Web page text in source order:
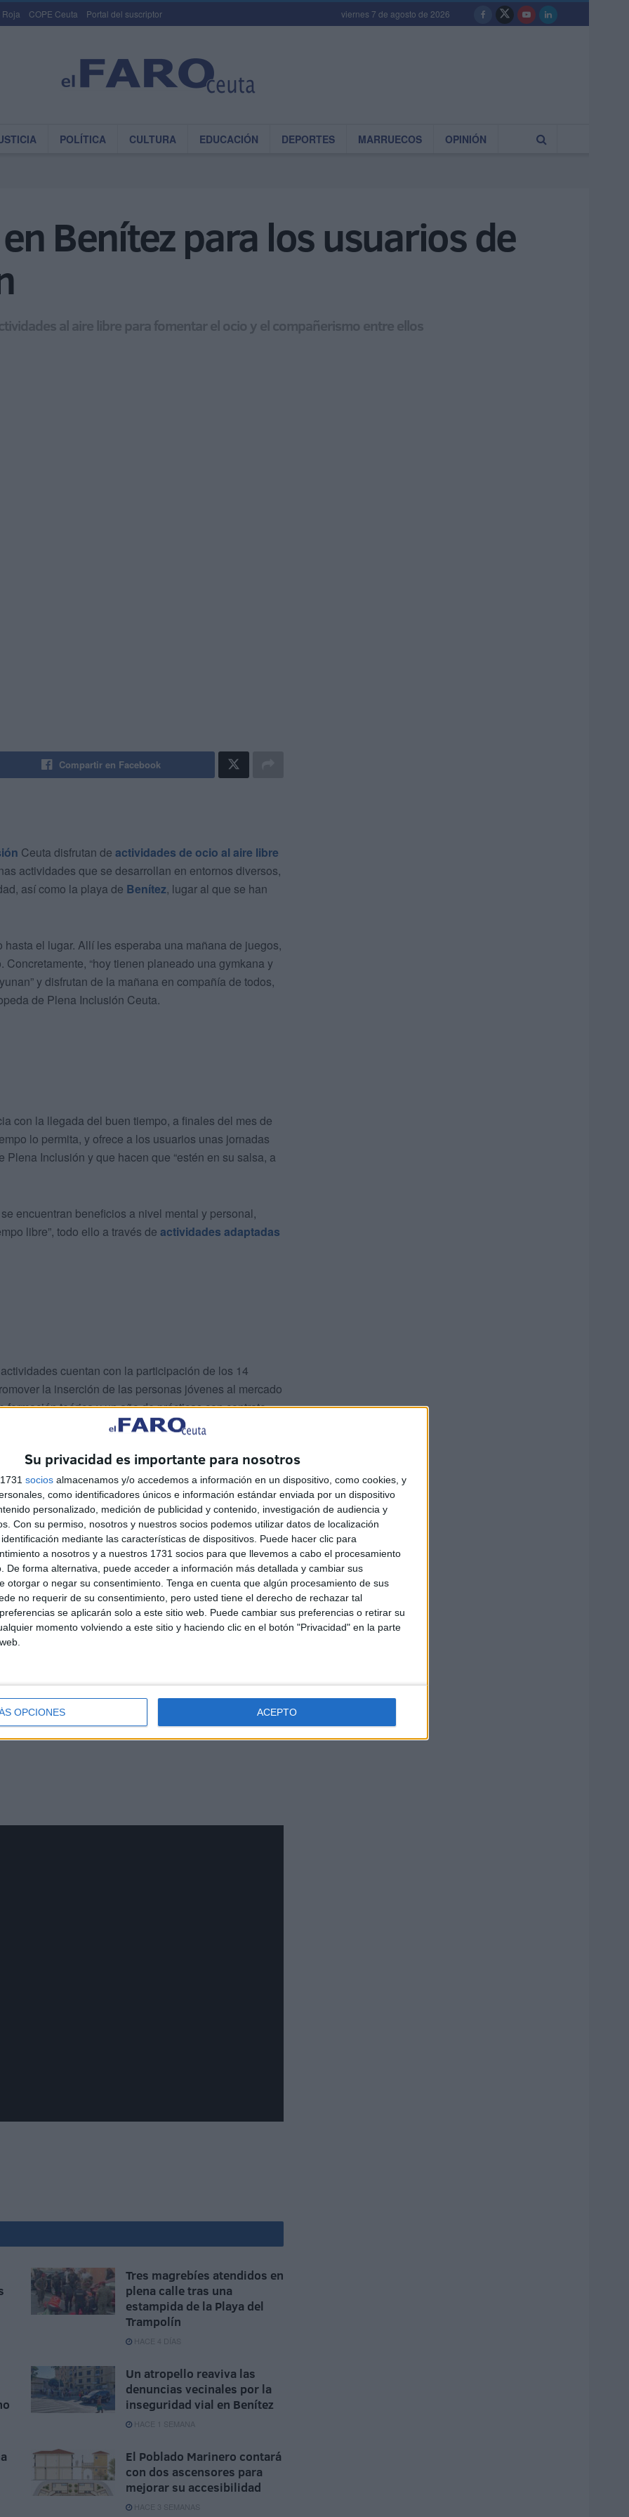
Su privacidad es importante para nosotros
socios almacenamos y/o accedemos a información en un dispositivo, como cookies, y
como identificadores únicos e información estándar enviada por un dispositivo
personalizado, medición de publicidad y contenido, investigación de audiencia y
Con su permiso, nosotros y nuestros socios podemos utilizar datos de localización
mediante las características de dispositivos. Puede hacer clic para
a nosotros y a nuestros 1731 socios para que llevemos a cabo el procesamiento
De forma alternativa, puede acceder a información más detallada y cambiar sus
otorgar o negar su consentimiento. Tenga en cuenta que algún procesamiento de sus
no requerir de su consentimiento, pero usted tiene el derecho de rechazar tal
se aplicarán solo a este sitio web. Puede cambiar sus preferencias o retirar su
momento volviendo a este sitio y haciendo clic en el botón "Privacidad" en la parte
OPCIONES ACEPTO
Roja COPE Ceuta Portal del suscriptor viernes 7 de agosto de 2026
POLÍTICA CULTURA EDUCACIÓN DEPORTES MARRUECOS OPINIÓN
Benítez para los usuarios de
al aire libre para fomentar el ocio y el compañerismo entre ellos
Compartir en Facebook
Ceuta disfrutan de actividades de ocio al aire libre
actividades que se desarrollan en entornos diversos,
así como la playa de Benítez, lugar al que se han
el lugar. Allí les esperaba una mañana de juegos,
“hoy tienen planeado una gymkana y
y disfrutan de la mañana en compañía de todos,
de Plena Inclusión Ceuta.
con la llegada del buen tiempo, a finales del mes de
lo permita, y ofrece a los usuarios unas jornadas
Inclusión y que hacen que “estén en su salsa, a
encuentran beneficios a nivel mental y personal,
libre”, todo ello a través de actividades adaptadas
cuentan con la participación de los 14
la inserción de las personas jóvenes al mercado
teórica y un año de prácticas con contrato
una actividad con los trabajadores para que
con los usuarios y a que se lo pasen bien
social de la entidad.
para los usuarios que están con más trabajadores,
participantes del programa Tándem “se lo están
añade.
disfrutan de los días de verano al aire libre,
jornadas de convivencia.
Tres magrebíes atendidos en
plena calle tras una
estampida de la Playa del
Trampolín
HACE 4 DÍAS
Un atropello reaviva las
denuncias vecinales por la
inseguridad vial en Benítez
HACE 1 SEMANA
El Poblado Marinero contará
con dos ascensores para
mejorar su accesibilidad
HACE 3 SEMANAS